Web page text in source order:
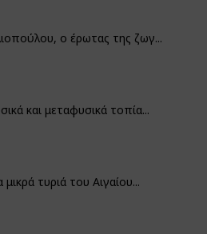
ο έρωτας της ζωγ...
και μεταφυσικά τοπία...
τυριά του Αιγαίου...